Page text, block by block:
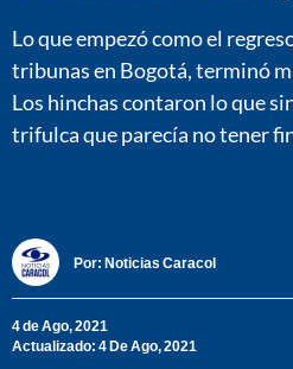
Lo que empezó como el
tribunas en Bogotá, terminó
Los hinchas contaron lo que
trifulca que parecía no tener
Por: Noticias Caracol
4 de Ago, 2021
Actualizado: 4 De Ago, 2021